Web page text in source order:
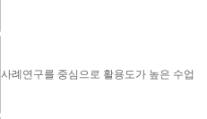
사례연구를 중심으로 활용도가 높은 수업